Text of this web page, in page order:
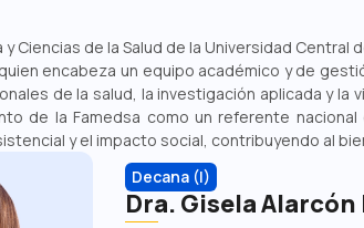
Ciencias de la Salud de la Universidad Central
encabeza un equipo académico y de
de la salud, la investigación aplicada y la
de la Famedsa como un referente
y el impacto social, contribuyendo al
Decana (I)
Dra. Gisela Alarcón